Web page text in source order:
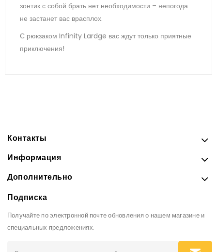
зонтик с собой брать нет необходимости – непогода
не застанет вас врасплох.
С рюкзаком Infinity Lardge вас ждут только приятные
приключения!
Контакты
Информация
Дополнительно
Подписка
Получайте по электронной почте обновления о нашем магазине и
специальных предложениях.